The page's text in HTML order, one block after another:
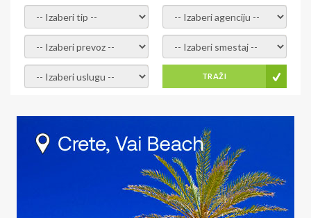
- izaberi tip - - izaberi agenciju -
- izaberi prevoz - - Izaberite smestaj -
- Izaberite uslugu - TRAŽI